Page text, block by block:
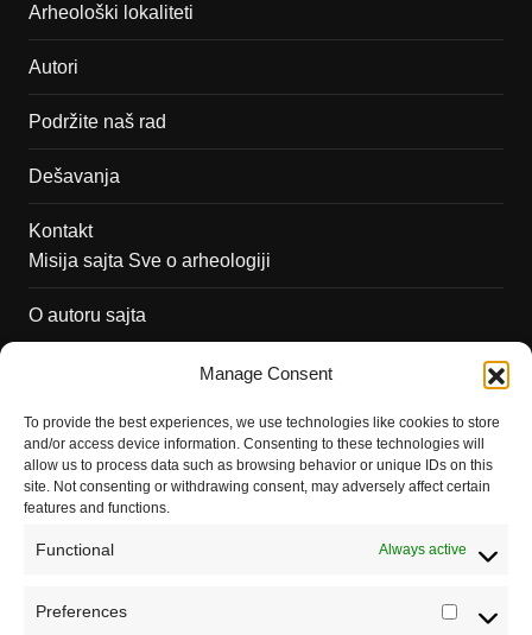
Manage Consent
To provide the best experiences, we use technologies like cookies to store
and/or access device information. Consenting to these technologies will
allow us to process data such as browsing behavior or unique IDs on this
site. Not consenting or withdrawing consent, may adversely affect certain
features and functions.
Functional Always active
Preferences
Arheološki lokaliteti
Autori
Podržite naš rad
Dešavanja
Kontakt
Misija sajta Sve o arheologiji
O autoru sajta
Saradnja